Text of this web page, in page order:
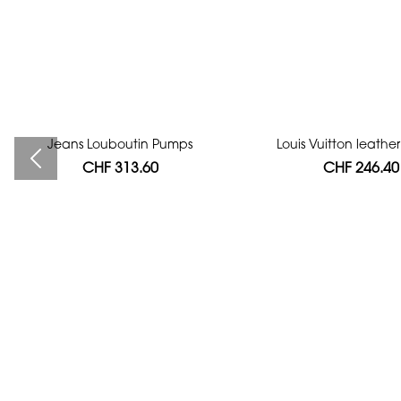
Bag authentication
CHF 112.00
Jeans Louboutin Pumps
CHF 313.60
Louis Vuitton
CHF 246.40